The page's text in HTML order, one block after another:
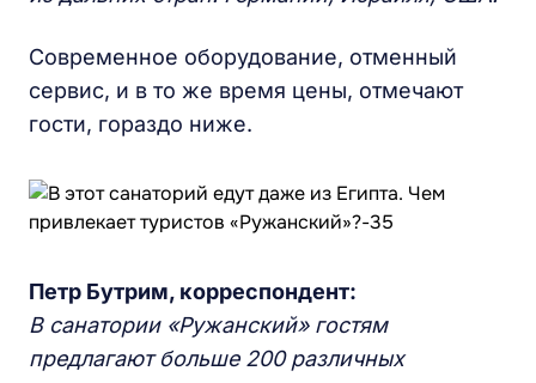
Современное оборудование, отменный
сервис, и в то же время цены, отмечают
гости, гораздо ниже.
Петр Бутрим, корреспондент:
В санатории «Ружанский» гостям
предлагают больше 200 различных